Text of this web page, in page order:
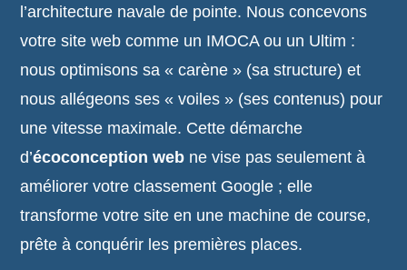
l’architecture navale de pointe. Nous concevons
votre site web comme un IMOCA ou un Ultim :
nous optimisons sa « carène » (sa structure) et
nous allégeons ses « voiles » (ses contenus) pour
une vitesse maximale. Cette démarche
d’écoconception web ne vise pas seulement à
améliorer votre classement Google ; elle
transforme votre site en une machine de course,
prête à conquérir les premières places.